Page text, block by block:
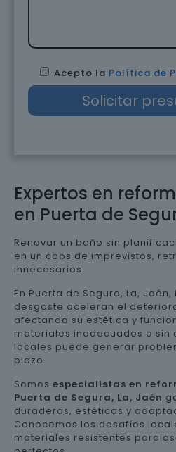
Expertos en
en Puerta de
Renovar un baño sin
en un caos de imprevistos,
innecesarios.
En Puerta de Segura, La,
desgaste aceleran el
afectando su estética y
materiales inadecuados o sin
locales puede generar
plazo.
Somos especialistas en
Puerta de Segura, La, Jaén
duraderas, estéticas y
Conocemos los desafíos
materiales resistentes para
Acepto la Política de